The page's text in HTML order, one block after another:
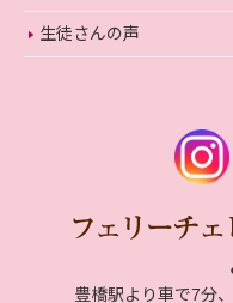
生徒さんの声
豊橋駅より車で7分